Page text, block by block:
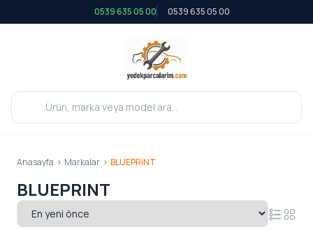
0539 635 05 00 0539 635 05 00
Anasayfa > Markalar > BLUEPRINT
BLUEPRINT